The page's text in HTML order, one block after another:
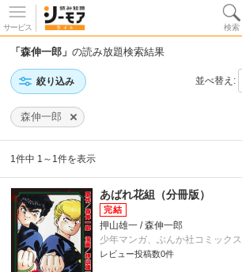
サービス 検索
「森伸一郎」の読み放題検索結果
絞り込み 並べ替え:
森伸一郎
1件中 1～1件を表示
あばれ花組（分冊版）
押山雄一 / 森伸一郎
少年マンガ、ぶんか社コミックス
レビュー投稿数0件